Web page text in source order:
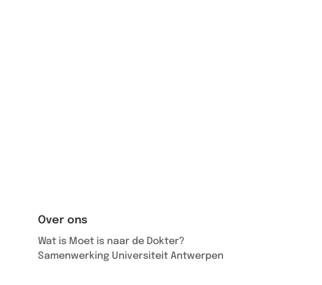
Over ons
Wat is Moet is naar de Dokter?
Samenwerking Universiteit Antwerpen